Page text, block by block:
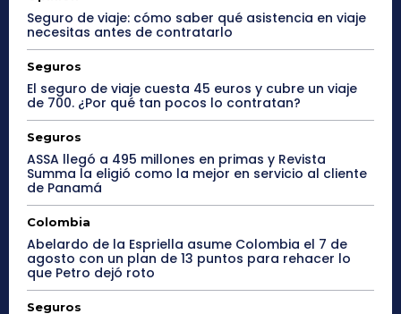
Seguro de viaje: cómo saber qué asistencia en viaje
necesitas antes de contratarlo
Seguros
El seguro de viaje cuesta 45 euros y cubre un viaje
de 700. ¿Por qué tan pocos lo contratan?
Seguros
ASSA llegó a 495 millones en primas y Revista
Summa la eligió como la mejor en servicio al cliente
de Panamá
Colombia
Abelardo de la Espriella asume Colombia el 7 de
agosto con un plan de 13 puntos para rehacer lo
que Petro dejó roto
Seguros